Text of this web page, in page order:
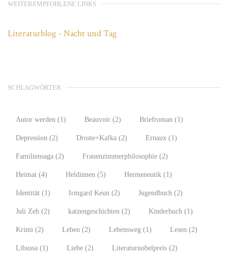
WEITEREMPFOHLENE LINKS
Literaturblog - Nacht und Tag
SCHLAGWÖRTER
Autor werden (1) Beauvoir (2) Briefroman (1)
Depression (2) Droste+Kafka (2) Ernaux (1)
Familiensaga (2) Frauenzimmerphilosophie (2)
Heimat (4) Heldinnen (5) Hermeneutik (1)
Identität (1) Irmgard Keun (2) Jugendbuch (2)
Juli Zeh (2) katzengeschichten (2) Kinderbuch (1)
Krimi (2) Leben (2) Lebensweg (1) Lesen (2)
Libussa (1) Liebe (2) Literaturnobelpreis (2)